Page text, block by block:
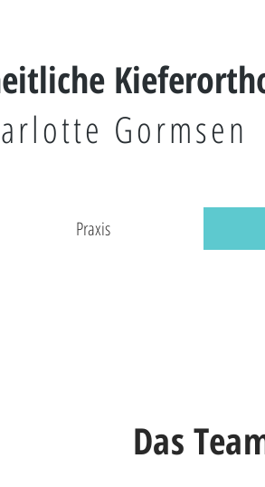
Gormsen
Praxis
Das